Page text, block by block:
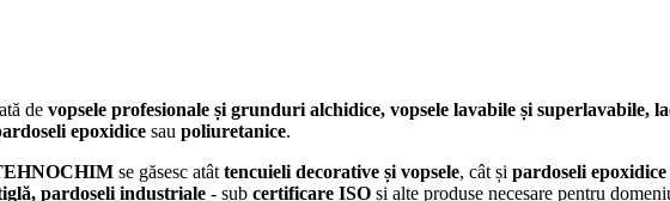
de vopsele profesionale și grunduri alchidice, vopsele lavabile și superlavabile,
epoxidice sau poliuretanice.
se găsesc atât tencuieli decorative și vopsele, cât și pardoseli
pardoseli industriale - sub certificare ISO și alte produse necesare pentru